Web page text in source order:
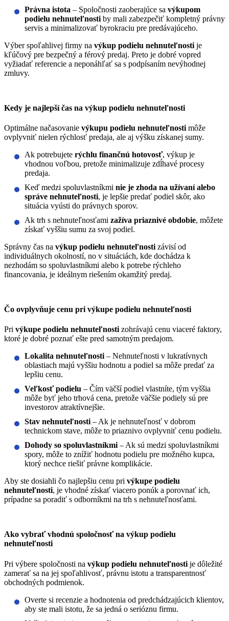
Právna istota – Spoločnosti zaoberajúce sa výkupom
podielu nehnuteľnosti by mali zabezpečiť kompletný právny
servis a minimalizovať byrokraciu pre predávajúceho.
Výber spoľahlivej firmy na výkup podielu nehnuteľnosti je
kľúčový pre bezpečný a férový predaj. Preto je dobré vopred
vyžiadať referencie a neponáhľať sa s podpísaním nevýhodnej
zmluvy.
Kedy je najlepší čas na výkup podielu nehnuteľnosti
Optimálne načasovanie výkupu podielu nehnuteľnosti môže
ovplyvniť nielen rýchlosť predaja, ale aj výšku získanej sumy.
Ak potrebujete rýchlu finančnú hotovosť, výkup je
vhodnou voľbou, pretože minimalizuje zdĺhavé procesy
predaja.
Keď medzi spoluvlastníkmi nie je zhoda na užívaní alebo
správe nehnuteľnosti, je lepšie predať podiel skôr, ako
situácia vyústi do právnych sporov.
Ak trh s nehnuteľnosťami zažíva priaznivé obdobie, môžete
získať vyššiu sumu za svoj podiel.
Správny čas na výkup podielu nehnuteľnosti závisí od
individuálnych okolností, no v situáciách, kde dochádza k
nezhodám so spoluvlastníkmi alebo k potrebe rýchleho
financovania, je ideálnym riešením okamžitý predaj.
Čo ovplyvňuje cenu pri výkupe podielu nehnuteľnosti
Pri výkupe podielu nehnuteľnosti zohrávajú cenu viaceré faktory,
ktoré je dobré poznať ešte pred samotným predajom.
Lokalita nehnuteľnosti – Nehnuteľnosti v lukratívnych
oblastiach majú vyššiu hodnotu a podiel sa môže predať za
lepšiu cenu.
Veľkosť podielu – Čím väčší podiel vlastníte, tým vyššia
môže byť jeho trhová cena, pretože väčšie podiely sú pre
investorov atraktívnejšie.
Stav nehnuteľnosti – Ak je nehnuteľnosť v dobrom
technickom stave, môže to priaznivo ovplyvniť cenu podielu.
Dohody so spoluvlastníkmi – Ak sú medzi spoluvlastníkmi
spory, môže to znížiť hodnotu podielu pre možného kupca,
ktorý nechce riešiť právne komplikácie.
Aby ste dosiahli čo najlepšiu cenu pri výkupe podielu
nehnuteľnosti, je vhodné získať viacero ponúk a porovnať ich,
prípadne sa poradiť s odborníkmi na trh s nehnuteľnosťami.
Ako vybrať vhodnú spoločnosť na výkup podielu
nehnuteľnosti
Pri výbere spoločnosti na výkup podielu nehnuteľnosti je dôležité
zamerať sa na jej spoľahlivosť, právnu istotu a transparentnosť
obchodných podmienok.
Overte si recenzie a hodnotenia od predchádzajúcich klientov,
aby ste mali istotu, že sa jedná o serióznu firmu.